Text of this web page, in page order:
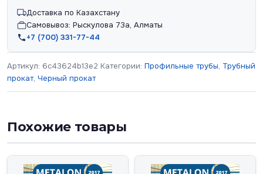
Доставка по Казахстану
Самовывоз: Рыскулова 73а, Алматы
+7 (700) 331-77-44
Артикул: 6c43624b13e2 Категории: Профильные трубы, Трубный
прокат, Черный прокат
Похожие товары